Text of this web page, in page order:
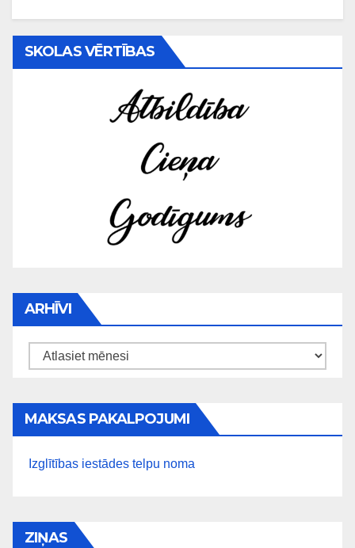
SKOLAS VĒRTĪBAS
ARHĪVI
Arhīvi
MAKSAS PAKALPOJUMI
Izglītības iestādes telpu noma
ZIŅAS